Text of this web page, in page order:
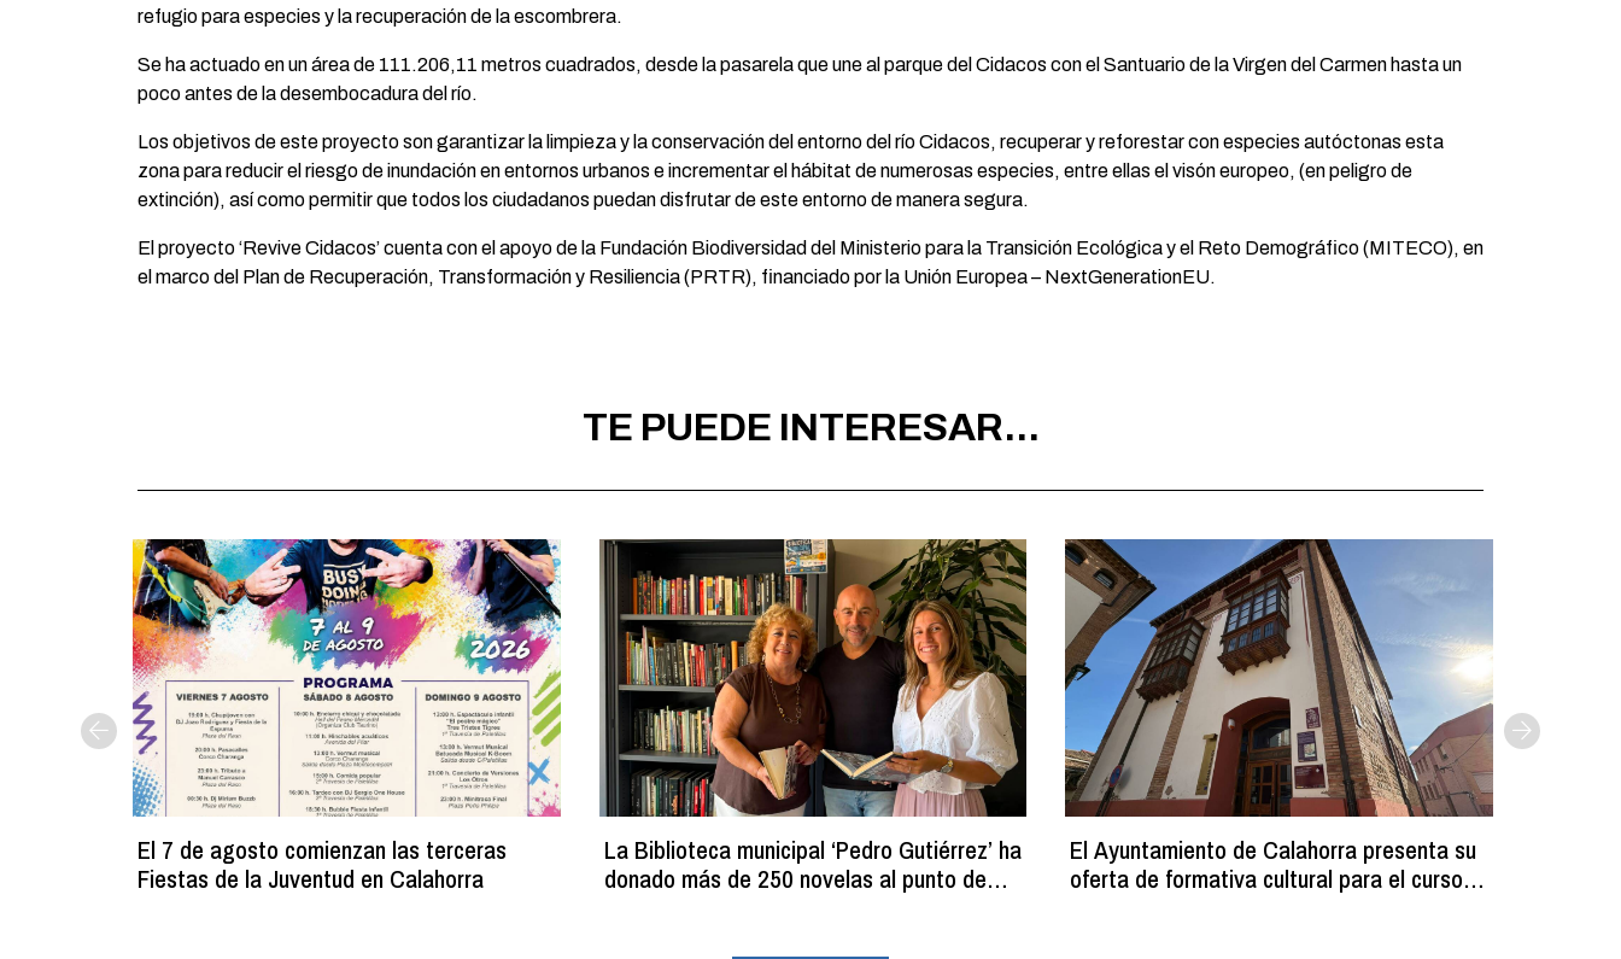
refugio para especies y la recuperación de la escombrera.
Se ha actuado en un área de 111.206,11 metros cuadrados, desde la pasarela que une al parque del Cidacos con el Santuario de la Virgen del Carmen hasta un
poco antes de la desembocadura del río.
Los objetivos de este proyecto son garantizar la limpieza y la conservación del entorno del río Cidacos, recuperar y reforestar con especies autóctonas esta
zona para reducir el riesgo de inundación en entornos urbanos e incrementar el hábitat de numerosas especies, entre ellas el visón europeo, (en peligro de
extinción), así como permitir que todos los ciudadanos puedan disfrutar de este entorno de manera segura.
El proyecto ‘Revive Cidacos’ cuenta con el apoyo de la Fundación Biodiversidad del Ministerio para la Transición Ecológica y el Reto Demográfico (MITECO), en
el marco del Plan de Recuperación, Transformación y Resiliencia (PRTR), financiado por la Unión Europea – NextGenerationEU.
TE PUEDE INTERESAR...
El 7 de agosto comienzan las terceras
Fiestas de la Juventud en Calahorra
La Biblioteca municipal ‘Pedro Gutiérrez’ ha
donado más de 250 novelas al punto de
El Ayuntamiento de Calahorra presenta su
oferta de formativa cultural para el curso